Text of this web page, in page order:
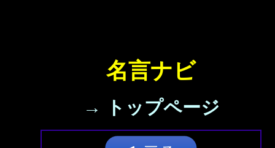
名言ナビ
→ トップページ